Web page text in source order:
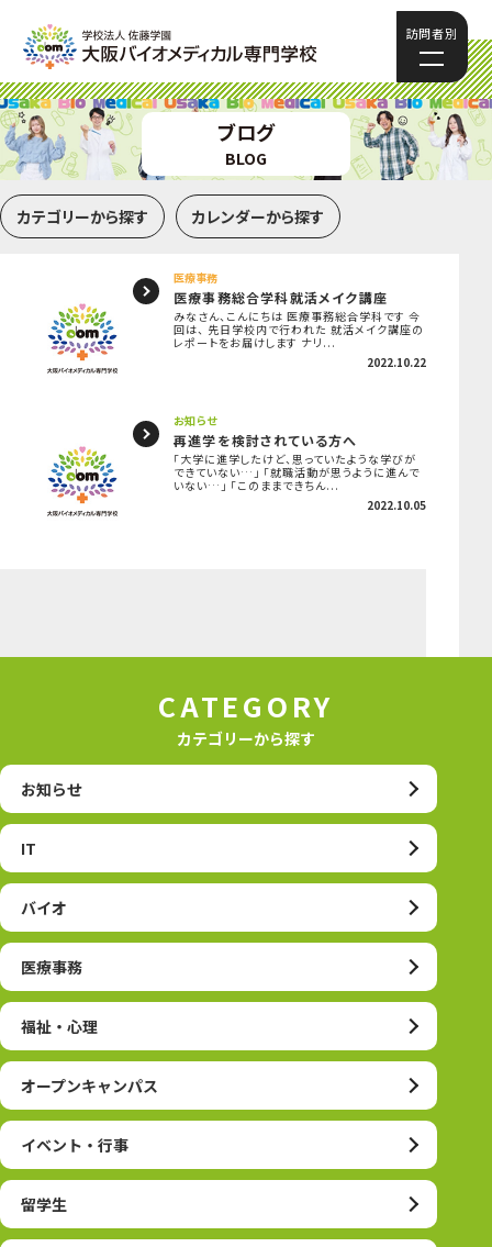
訪問者別
ブログ
BLOG
カテゴリーから探す カレンダーから探す
医療事務
医療事務総合学科就活メイク講座
みなさん、こんにちは 医療事務総合学科です 今
回は、 先日学校内で行われた 就活メイク講座の
レポートをお届けします ナリ...
2022.10.22
お知らせ
再進学を検討されている方へ
「大学に進学したけど、思っていたような学びが
できていない…」 「就職活動が思うように進んで
いない…」 「このままできちん...
2022.10.05
CATEGORY
カテゴリーから探す
お知らせ
IT
バイオ
医療事務
福祉・心理
オープンキャンパス
イベント・行事
留学生